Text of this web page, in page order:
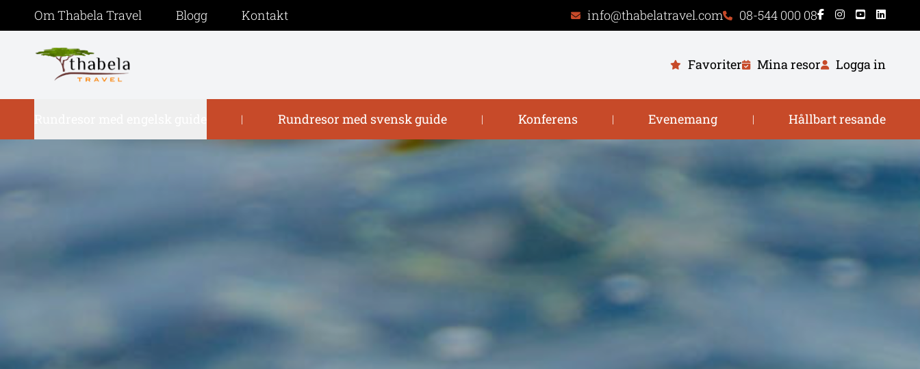
Om Thabela Travel Blogg Kontakt info@thabelatravel.com 08-544 000 08
Favoriter Mina resor Logga in
| Rundresor med svensk guide | Konferens | Evenemang | Hållbart resande